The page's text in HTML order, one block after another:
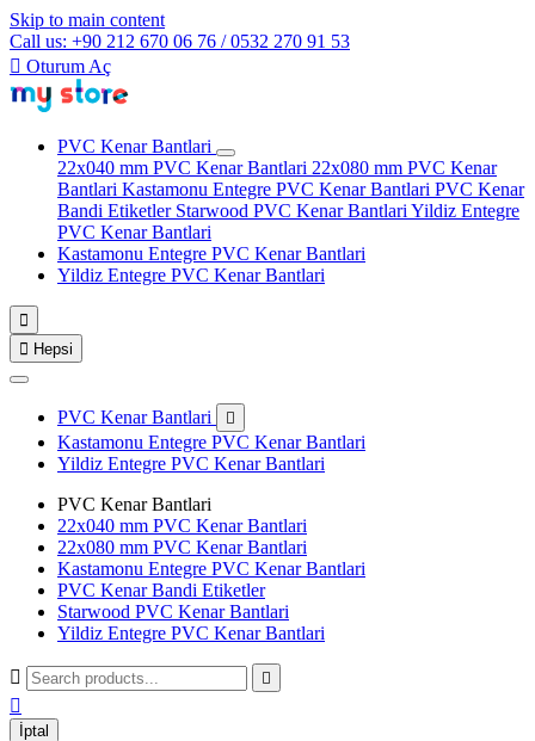
Skip to main content
Call us: +90 212 670 06 76 / 0532 270 91 53
 Oturum Aç
PVC Kenar Bantlari
22x040 mm PVC Kenar Bantlari 22x080 mm PVC Kenar
Bantlari Kastamonu Entegre PVC Kenar Bantlari PVC Kenar
Bandi Etiketler Starwood PVC Kenar Bantlari Yildiz Entegre
PVC Kenar Bantlari
Kastamonu Entegre PVC Kenar Bantlari
Yildiz Entegre PVC Kenar Bantlari

 Hepsi
PVC Kenar Bantlari 
Kastamonu Entegre PVC Kenar Bantlari
Yildiz Entegre PVC Kenar Bantlari
PVC Kenar Bantlari
22x040 mm PVC Kenar Bantlari
22x080 mm PVC Kenar Bantlari
Kastamonu Entegre PVC Kenar Bantlari
PVC Kenar Bandi Etiketler
Starwood PVC Kenar Bantlari
Yildiz Entegre PVC Kenar Bantlari
 

İptal